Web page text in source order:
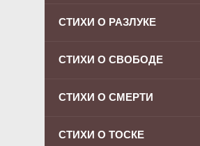
СТИХИ О РАЗЛУКЕ
СТИХИ О СВОБОДЕ
СТИХИ О СМЕРТИ
СТИХИ О ТОСКЕ